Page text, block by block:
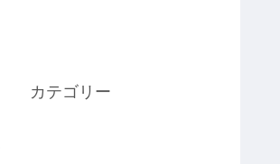
カテゴリー